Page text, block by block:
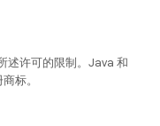
述许可的限制。Java 和
标。